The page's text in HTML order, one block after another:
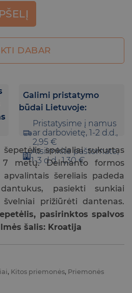
Kids dantų
DABAR
Galimi pristatymo
būdai Lietuvoje:
Pristatysime į namus
ar darbovietę, 1-2 d.d.,
2,95 €
Atsiimkite paštomate,
1-3 d.d., 1,30 €
specialiai sukurtas
metų. Deimanto formos
šereliais padeda
pasiekti sunkiai
prižiūrėti dantenas.
pasirinktos spalvos
šalis: Kroatija
, Kitos priemonės, Priemonės